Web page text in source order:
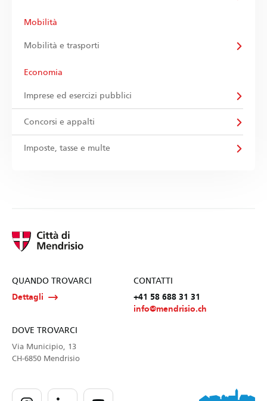
Mobilità
Mobilità e trasporti
Economia
Imprese ed esercizi pubblici
Concorsi e appalti
Imposte, tasse e multe
QUANDO TROVARCI
Dettagli
CONTATTI
+41 58 688 31 31
info@mendrisio.ch
DOVE TROVARCI
Via Municipio, 13
CH-6850 Mendrisio